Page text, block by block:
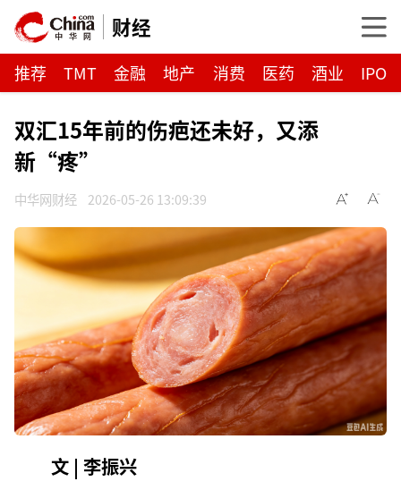
财经
推荐 TMT 金融 地产 消费 医药 酒业 IPO
双汇15年前的伤疤还未好，又添
新“疼”
中华网财经 2026-05-26 13:09:39
文 | 李振兴